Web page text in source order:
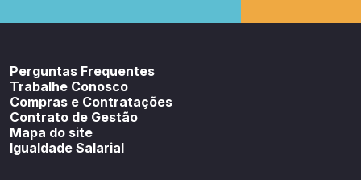
Perguntas Frequentes
Trabalhe Conosco
Compras e Contratações
Contrato de Gestão
Mapa do site
Igualdade Salarial